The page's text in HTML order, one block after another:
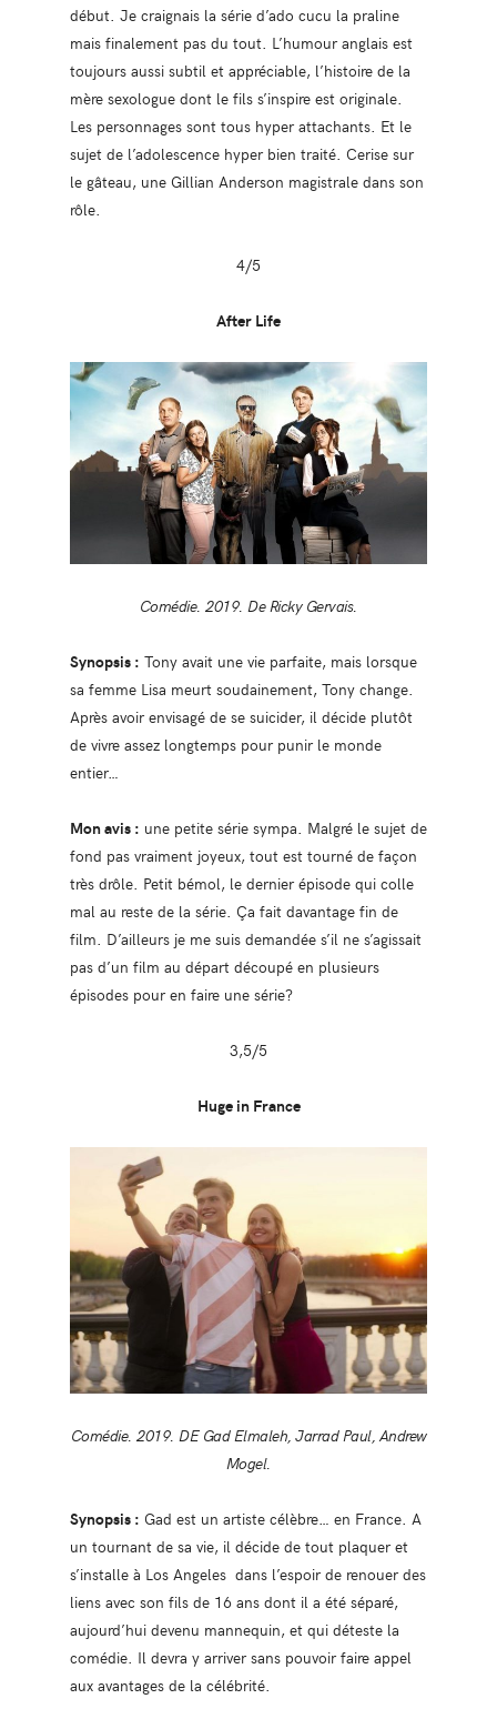
début. Je craignais la série d’ado cucu la praline
mais finalement pas du tout. L’humour anglais est
toujours aussi subtil et appréciable, l’histoire de la
mère sexologue dont le fils s’inspire est originale.
Les personnages sont tous hyper attachants. Et le
sujet de l’adolescence hyper bien traité. Cerise sur
le gâteau, une Gillian Anderson magistrale dans son
rôle.
4/5
After Life
Comédie. 2019. De Ricky Gervais.
Synopsis : Tony avait une vie parfaite, mais lorsque
sa femme Lisa meurt soudainement, Tony change.
Après avoir envisagé de se suicider, il décide plutôt
de vivre assez longtemps pour punir le monde
entier…
Mon avis : une petite série sympa. Malgré le sujet de
fond pas vraiment joyeux, tout est tourné de façon
très drôle. Petit bémol, le dernier épisode qui colle
mal au reste de la série. Ça fait davantage fin de
film. D’ailleurs je me suis demandée s’il ne s’agissait
pas d’un film au départ découpé en plusieurs
épisodes pour en faire une série?
3,5/5
Huge in France
Comédie. 2019. DE Gad Elmaleh, Jarrad Paul, Andrew
Mogel.
Synopsis : Gad est un artiste célèbre… en France. A
un tournant de sa vie, il décide de tout plaquer et
s’installe à Los Angeles dans l’espoir de renouer des
liens avec son fils de 16 ans dont il a été séparé,
aujourd’hui devenu mannequin, et qui déteste la
comédie. Il devra y arriver sans pouvoir faire appel
aux avantages de la célébrité.